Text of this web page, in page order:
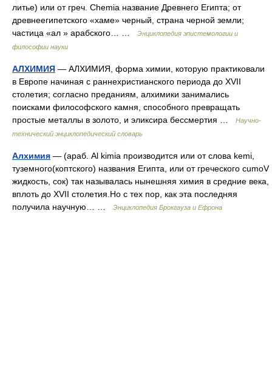
литье) или от греч. Chemia название Древнего Египта; от
древнеегипетского «хаме» черный, страна черной земли;
частица «ал » арабского… …
Энциклопедия эпистемологии и
философии науки
АЛХИМИЯ — АЛХИМИЯ, форма химии, которую практиковали
в Европе начиная с раннехристианского периода до XVII
столетия; согласно преданиям, алхимики занимались
поисками философского камня, способного превращать
простые металлы в золото, и эликсира бессмертия …
Научно-
технический энциклопедический словарь
Алхимия — (араб. Al kimia производится или от слова kemi,
туземного(коптского) названия Египта, или от греческого cumoV
жидкость, сок) так называлась нынешняя химия в средние века,
вплоть до XVII столетия.Но с тех пор, как эта последняя
получила научную… …
Энциклопедия Брокгауза и Ефрона